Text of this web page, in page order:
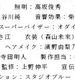
照明：高坂俊秀
谷川純 音響効果：
ーパーバイザー：オダ
さ江 衣装（森山未
ヘアメイク：濱野由梨
寺田明人 製作担当
監修：上野伸平 宣伝
ョン：スタジオブル